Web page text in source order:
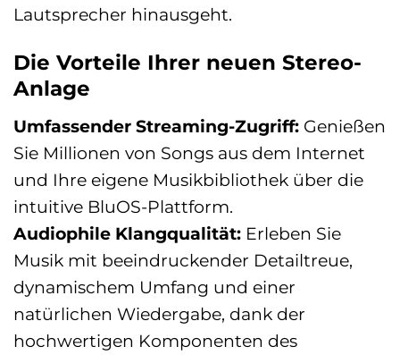
Lautsprecher hinausgeht.
Die Vorteile Ihrer neuen Stereo-
Anlage
Umfassender Streaming-Zugriff: Genießen
Sie Millionen von Songs aus dem Internet
und Ihre eigene Musikbibliothek über die
intuitive BluOS-Plattform.
Audiophile Klangqualität: Erleben Sie
Musik mit beeindruckender Detailtreue,
dynamischem Umfang und einer
natürlichen Wiedergabe, dank der
hochwertigen Komponenten des